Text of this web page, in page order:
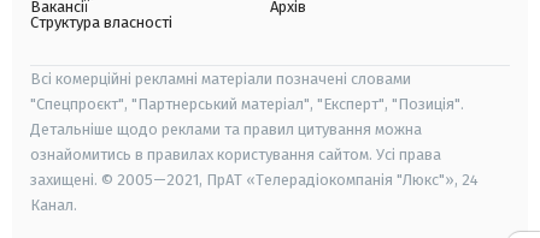
Вакансії
Структура власності
Архів
Всі комерційні рекламні матеріали позначені словами
"Спецпроєкт", "Партнерський матеріал", "Експерт", "Позиція".
Детальніше щодо реклами та правил цитування можна
ознайомитись в правилах користування сайтом. Усі права
захищені. © 2005—2021, ПрАТ «Телерадіокомпанія "Люкс"», 24
Канал.